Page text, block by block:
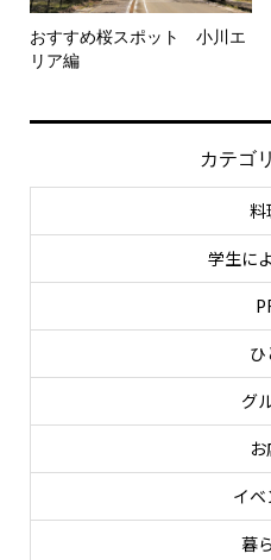
おすすめ桜スポット 小川エ
リア編
カテゴ
料
学生に
ひ
グ
イベ
暮